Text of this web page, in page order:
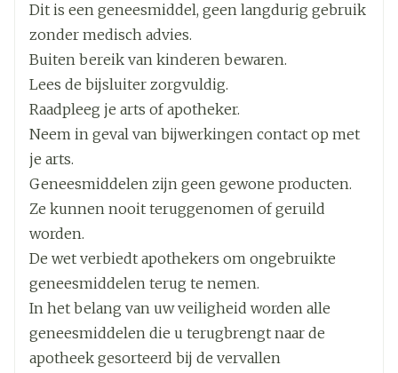
zeldzame gevallen van een combinatie van
symptomen zoals griepachtige ziekte,
tintelingen of gevoelloosheid in armen en
benen, verergering van longsymptomen en/of
uitslag (syndroom van Churg-Strauss)
gerapporteerd. Wanneer u één of meer van deze
symptomen krijgt dient u onmiddellijk uw arts te
informeren.
Breedte 40 mm
Lengte 127 mm
Diepte 71 mm
Hoeveelheid
Verpakking
28
Actieve
Ingrediënten
Behoud
Kamertemperatuur (15°C -
25°C)
Dit is een geneesmiddel, geen langdurig gebruik
zonder medisch advies.
Buiten bereik van kinderen bewaren.
Lees de bijsluiter zorgvuldig.
Raadpleeg je arts of apotheker.
Neem in geval van bijwerkingen contact op met
je arts.
Geneesmiddelen zijn geen gewone producten.
Ze kunnen nooit teruggenomen of geruild
worden.
De wet verbiedt apothekers om ongebruikte
geneesmiddelen terug te nemen.
In het belang van uw veiligheid worden alle
geneesmiddelen die u terugbrengt naar de
apotheek gesorteerd bij de vervallen